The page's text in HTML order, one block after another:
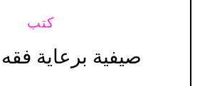
كتب
صيفية برعاية فقه